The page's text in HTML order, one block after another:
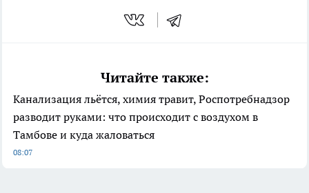
Читайте также:
Канализация льётся, химия травит, Роспотребнадзор
разводит руками: что происходит с воздухом в
Тамбове и куда жаловаться
08:07